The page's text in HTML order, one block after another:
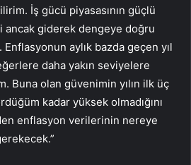
İş gücü piyasasının güçlü
ancak giderek dengeye doğru
aylık bazda geçen yıl
daha yakın seviyelere
Buna olan güvenimin yılın ilk üç
kadar yüksek olmadığını
enflasyon verilerinin nereye